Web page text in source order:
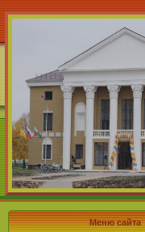
Меню сайта